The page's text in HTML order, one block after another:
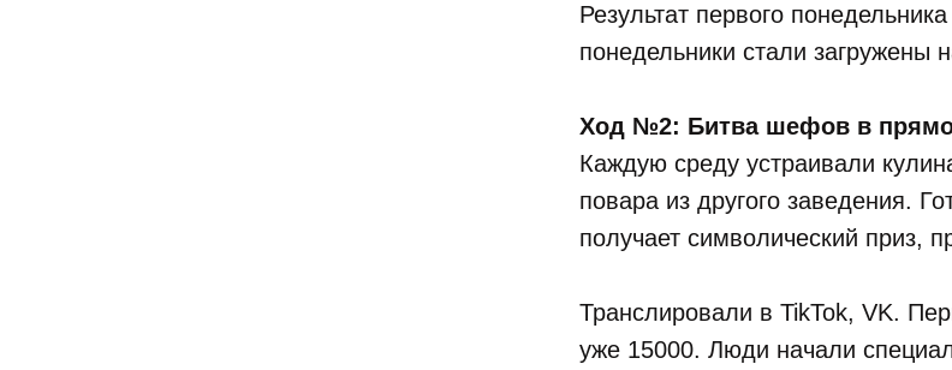
Результат первого
понедельники стали загружены
Ход №2: Битва шефов в
Каждую среду устраивали
повара из другого заведения.
получает символический приз,
Транслировали в TikTok, VK.
уже 15000. Люди начали